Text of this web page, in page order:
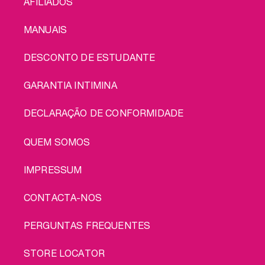
MANUAIS
DESCONTO DE ESTUDANTE
GARANTIA INTIMINA
DECLARAÇÃO DE CONFORMIDADE
LEGAL
QUEM SOMOS
IMPRESSUM
CONTACTA-NOS
PERGUNTAS FREQUENTES
STORE LOCATOR